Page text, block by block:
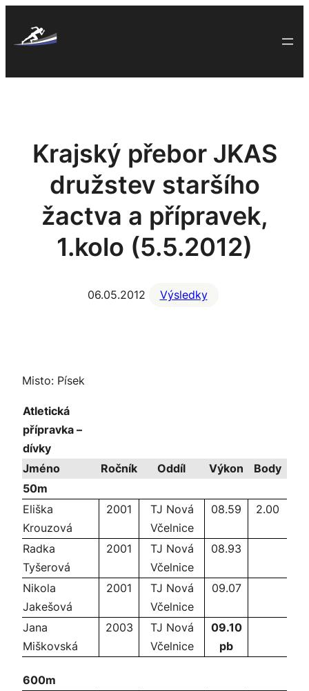
Krajský přebor JKAS
družstev staršího
žactva a přípravek,
1.kolo (5.5.2012)
06.05.2012 Výsledky
Misto: Písek
Atletická
přípravka –
dívky
Jméno
Ročník Oddíl Výkon
Body
50m
Eliška
Krouzová
2001
TJ Nová
Včelnice
08.59 2.00
Radka
Tyšerová
2001
TJ Nová
Včelnice
08.93
Nikola
Jakešová
2001
TJ Nová
Včelnice
09.07
Jana
Miškovská
2003
TJ Nová
Včelnice
09.10
pb
600m